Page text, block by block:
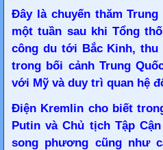
Đây là chuyến thăm
một tuần sau khi Tổng
công du tới Bắc Kinh,
trong bối cảnh Trung
với Mỹ và duy trì quan hệ
Điện Kremlin cho biết
Putin và Chủ tịch Tập
song phương cũng như